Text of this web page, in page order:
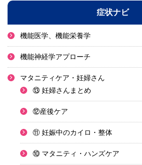
症状ナビ
機能医学、機能栄養学
機能神経学アプローチ
マタニティケア・妊婦さん
⑬ 妊婦さんまとめ
⑫産後ケア
⑪ 妊娠中のカイロ・整体
⑩ マタニティ・ハンズケア